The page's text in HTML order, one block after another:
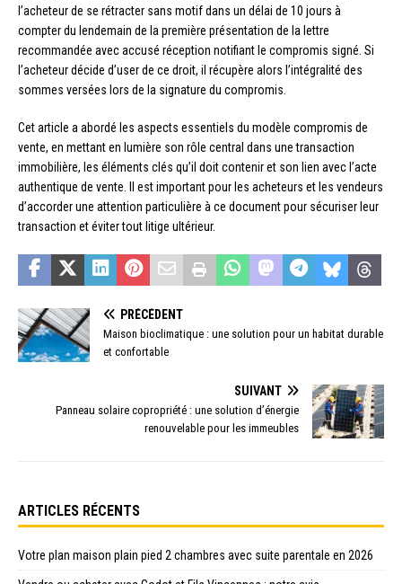
l’acheteur de se rétracter sans motif dans un délai de 10 jours à
compter du lendemain de la première présentation de la lettre
recommandée avec accusé réception notifiant le compromis signé. Si
l’acheteur décide d’user de ce droit, il récupère alors l’intégralité des
sommes versées lors de la signature du compromis.
Cet article a abordé les aspects essentiels du modèle compromis de
vente, en mettant en lumière son rôle central dans une transaction
immobilière, les éléments clés qu’il doit contenir et son lien avec l’acte
authentique de vente. Il est important pour les acheteurs et les vendeurs
d’accorder une attention particulière à ce document pour sécuriser leur
transaction et éviter tout litige ultérieur.
PRÉCÉDENT
Maison bioclimatique : une solution pour un habitat durable
et confortable
SUIVANT
Panneau solaire copropriété : une solution d’énergie
renouvelable pour les immeubles
ARTICLES RÉCENTS
Votre plan maison plain pied 2 chambres avec suite parentale en 2026